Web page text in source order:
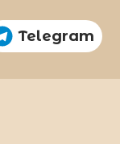
Telegram